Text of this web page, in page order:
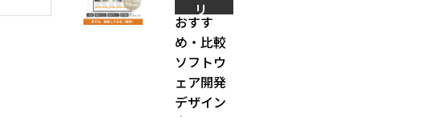
リ
ー
おすす
め・比較
ソフトウ
ェア開発
デザイン